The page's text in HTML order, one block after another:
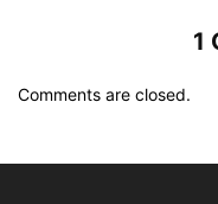
1
Comments are closed.